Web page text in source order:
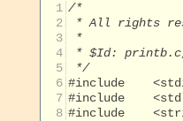
  1
/*
  2
  3
*
  4
  5
*/
  6
  7
  8